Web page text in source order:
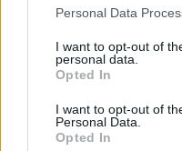
Please note that this
not limited to your visit or
grant or deny consent to
use your data for below
consent section.
Personal Data
I want to opt-out of
personal data.
Opted In
I want to opt-out of
Personal Data.
Opted In